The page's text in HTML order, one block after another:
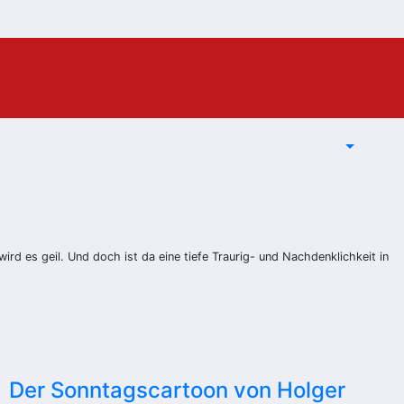
es geil. Und doch ist da eine tiefe Traurig- und Nachdenklichkeit in
Der Sonntagscartoon von Holger